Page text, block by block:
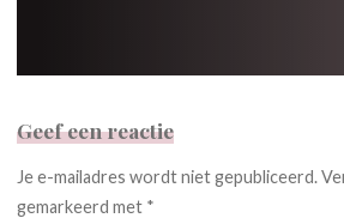
Geef een reactie
Je e-mailadres wordt niet gepubliceerd.
gemarkeerd met *